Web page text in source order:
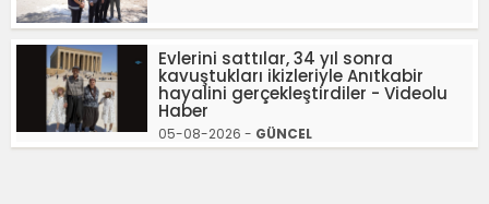
Evlerini sattılar, 34 yıl sonra
kavuştukları ikizleriyle Anıtkabir
hayalini gerçekleştirdiler - Videolu
Haber
05-08-2026 - GÜNCEL